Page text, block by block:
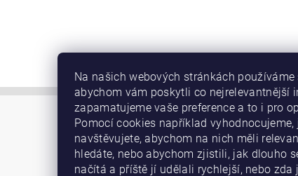
INFORMACE PRO VÁS
Obchodní podmínky
Podmínky tarifů
Samoobsluha
Na našich webových stránkách používáme
abychom vám poskytli co nejrelevantnější
zapamatujeme vaše preference a to i pro
Pomocí cookies například vyhodnocujeme,
navštěvujete, abychom na nich měli
hledáte, nebo abychom zjistili, jak dlouho
načítá a příště jí udělali rychlejší, nebo zda